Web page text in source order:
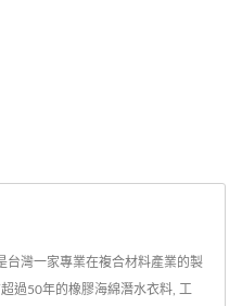
台灣一家專業在複合材料產業的製
過50年的橡膠海綿潛水衣料, 工